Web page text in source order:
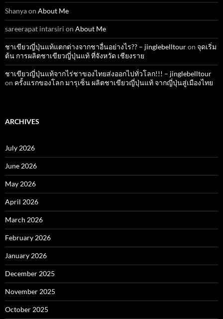
Shanyaon About Me
sareerapat intarsiri on About Me
ชาเขียวญี่ปุ่นแท้แตกต่างจากชาอื่นอย่างไร?? – jinglebelltouron จุดเริ่ม
ต้น การผลิตชาเขียวญี่ปุ่นแท้ ที่จังหวัด เชียงราย
ชาเขียวญี่ปุ่นแท้จากไร่ชาของไทยส่งออกไปทั่วโลก!!! – jinglebelltour
on ครั้งแรกของโลก มารุเซ็น ผลิตชาเขียวญี่ปุ่นแท้ จากญี่ปุ่นสู่เมืองไทย
ARCHIVES
July 2026
June 2026
May 2026
April 2026
March 2026
February 2026
January 2026
December 2025
November 2025
October 2025